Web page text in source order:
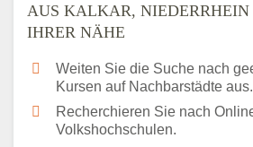
AUS KALKAR,
IHRER NÄHE
Weiten Sie die Suche nach
Kursen auf Nachbarstädte aus.
Recherchieren Sie nach
Volkshochschulen.